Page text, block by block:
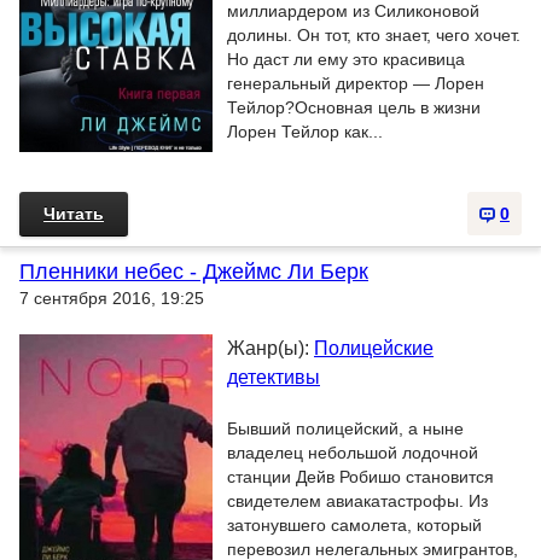
миллиардером из Силиконовой
долины. Он тот, кто знает, чего хочет.
Но даст ли ему это красивица
генеральный директор — Лорен
Тейлор?Основная цель в жизни
Лорен Тейлор как...
0
Читать
Пленники небес - Джеймс Ли Берк
7 сентября 2016, 19:25
Жанр(ы): Полицейские
детективы
Бывший полицейский, а ныне
владелец небольшой лодочной
станции Дейв Робишо становится
свидетелем авиакатастрофы. Из
затонувшего самолета, который
перевозил нелегальных эмигрантов,